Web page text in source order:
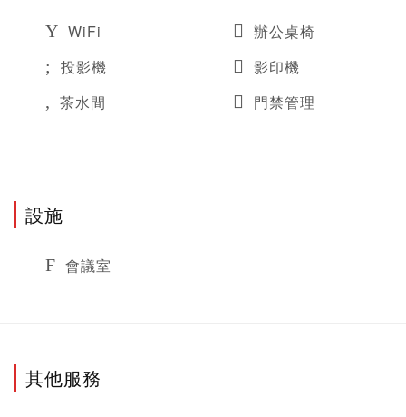
WiFi
辦公桌椅
投影機
影印機
茶水間
門禁管理
設施
會議室
其他服務